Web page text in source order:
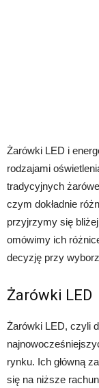
Żarówki LED i
rodzajami
tradycyjnych
czym dokładnie
przyjrzymy się
omówimy ich
decyzję przy
Żarówki LED
Żarówki LED, czyli
rynku. Ich główną
się na niższe